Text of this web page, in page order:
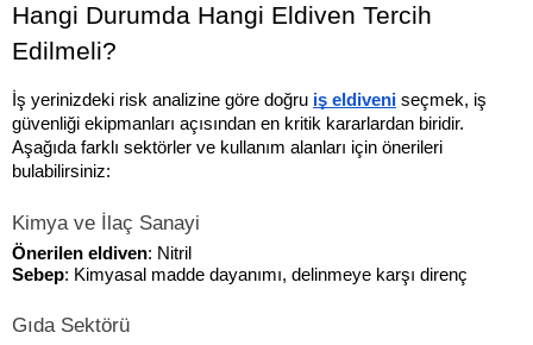
Hangi Durumda Hangi Eldiven Tercih
Edilmeli?
İş yerinizdeki risk analizine göre doğru iş eldiveni seçmek, iş
güvenliği ekipmanları açısından en kritik kararlardan biridir.
Aşağıda farklı sektörler ve kullanım alanları için önerileri
bulabilirsiniz:
Kimya ve İlaç Sanayi
Önerilen eldiven: Nitril
Sebep: Kimyasal madde dayanımı, delinmeye karşı direnç
Gıda Sektörü